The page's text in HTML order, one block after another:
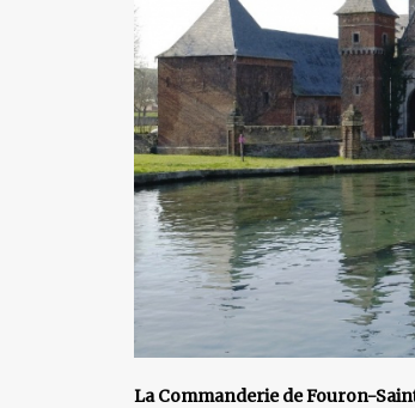
La Commanderie de Fouron-